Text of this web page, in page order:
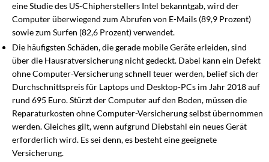
eine Studie des US-Chipherstellers Intel bekanntgab, wird der
Computer überwiegend zum Abrufen von E-Mails (89,9 Prozent)
sowie zum Surfen (82,6 Prozent) verwendet.
Die häufigsten Schäden, die gerade mobile Geräte erleiden, sind
über die Hausratversicherung nicht gedeckt. Dabei kann ein Defekt
ohne Computer-Versicherung schnell teuer werden, belief sich der
Durchschnittspreis für Laptops und Desktop-PCs im Jahr 2018 auf
rund 695 Euro. Stürzt der Computer auf den Boden, müssen die
Reparaturkosten ohne Computer-Versicherung selbst übernommen
werden. Gleiches gilt, wenn aufgrund Diebstahl ein neues Gerät
erforderlich wird. Es sei denn, es besteht eine geeignete
Versicherung.